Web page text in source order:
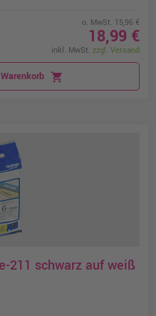
o. MwSt. 15,96 €
18,99 €
inkl. MwSt. zzgl. Versand
shopping_cart
211 schwarz auf weiß